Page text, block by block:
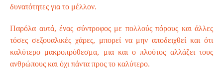
δυνατότητες για το μέλλον.
Παρόλα αυτά, ένας σύντροφος με πολλούς πόρους και άλλες
τόσες σεξουαλικές χάρες, μπορεί να μην αποδειχθεί και ότι
καλύτερο μακροπρόθεσμα, μια και ο πλούτος αλλάζει τους
ανθρώπους και όχι πάντα προς το καλύτερο.